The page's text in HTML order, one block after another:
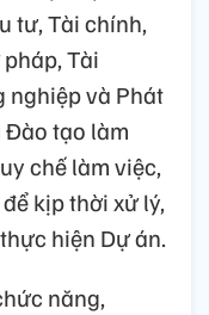
tư, Tài chính,
Tài
nghiệp và Phát
Đào tạo làm
chế làm việc,
kịp thời xử lý,
hiện Dự án.
năng,